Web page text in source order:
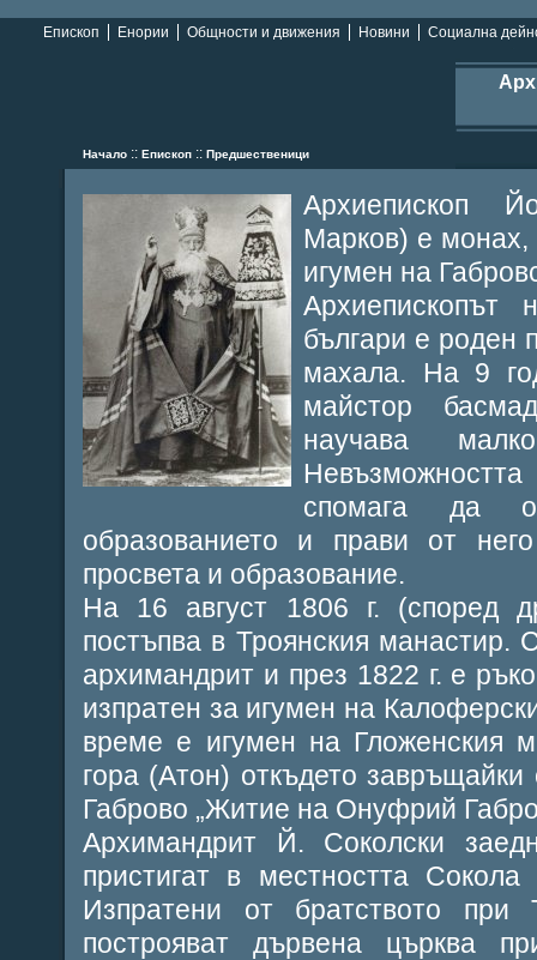
Епископ Енории Общности и движения Новини Социална
Начало :: Епископ :: Предшественици
Архиепископ
Марков) е монах,
игумен на
българи е роден
махала. На 9
майстор
научава
спомага да
образованието и прави от
просвета и образование.
На 16 август 1806 г. (според
постъпва в Троянския манастир.
архимандрит и през 1822 г. е
изпратен за игумен на
време е игумен на Гложенския
гора (Атон) откъдето
Габрово „Житие на Онуфрий
Архимандрит Й. Соколски
пристигат в местността
Изпратени от братството при
построяват дървена църква